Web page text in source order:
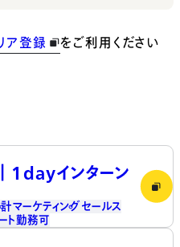
ア登録 をご利用ください
┃1dayインターン
マーケティング セールス
ト勤務可